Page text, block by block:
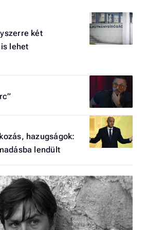
két
lehet
hazugságok:
lendült